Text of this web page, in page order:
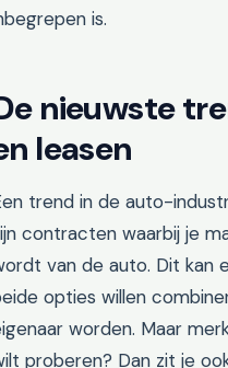
is.
nieuwste
leasen
trend in de auto-
contracten waarbij je
van de auto. Dit kan
opties willen
worden. Maar
proberen? Dan zit je